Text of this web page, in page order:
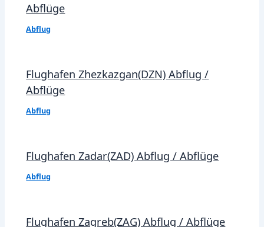
Abflüge
Abflug
Flughafen Zhezkazgan(DZN) Abflug /
Abflüge
Abflug
Flughafen Zadar(ZAD) Abflug / Abflüge
Abflug
Flughafen Zagreb(ZAG) Abflug / Abflüge